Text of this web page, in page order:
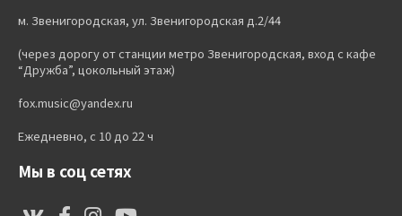
м. Звенигородская, ул. Звенигородская д.2/44
(через дорогу от станции метро Звенигородская, вход с кафе
“Дружба”, цокольный этаж)
fox.music@yandex.ru
Ежедневно, с 10 до 22 ч
Мы в соц сетях